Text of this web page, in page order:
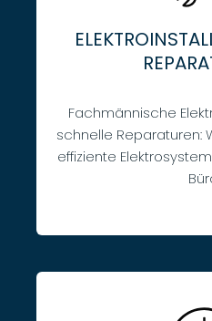
Fachmännische
schnelle Reparaturen:
effiziente